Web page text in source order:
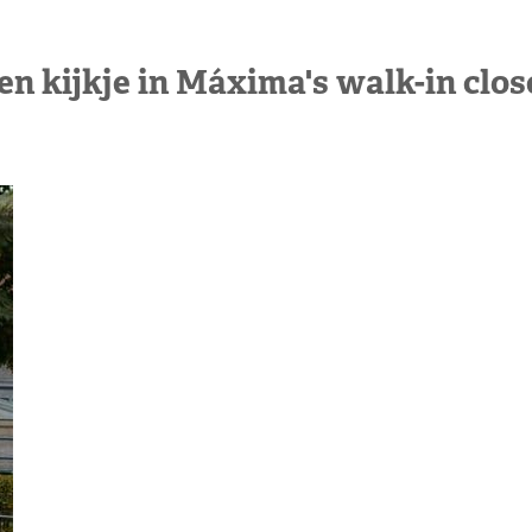
kijkje in Máxima's walk-in